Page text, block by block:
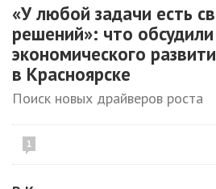
«У любой задачи есть
решений»: что
экономического
в Красноярске
Поиск новых драйверов роста
1